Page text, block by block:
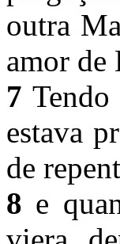
outra
amor de
7
estava
de
8 e